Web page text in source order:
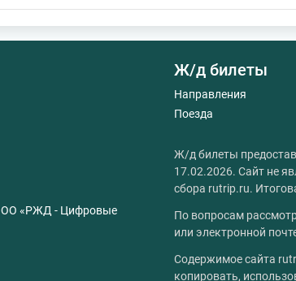
«РЖД - Цифровые
Ж/д билеты
Направления
Поезда
Ж/д билеты
17.02.2026. Сайт не
сбора rutrip.ru.
По вопросам
или электронной
Содержимое сайта
копировать,